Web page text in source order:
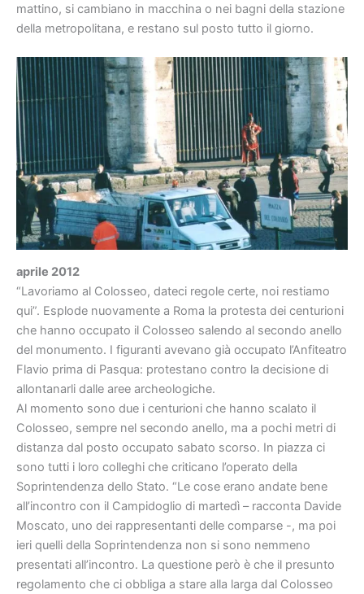
mattino, si cambiano in macchina o nei bagni della stazione
della metropolitana, e restano sul posto tutto il giorno.
aprile 2012
“Lavoriamo al Colosseo, dateci regole certe, noi restiamo
qui”. Esplode nuovamente a Roma la protesta dei centurioni
che hanno occupato il Colosseo salendo al secondo anello
del monumento. I figuranti avevano già occupato l’Anfiteatro
Flavio prima di Pasqua: protestano contro la decisione di
allontanarli dalle aree archeologiche.
Al momento sono due i centurioni che hanno scalato il
Colosseo, sempre nel secondo anello, ma a pochi metri di
distanza dal posto occupato sabato scorso. In piazza ci
sono tutti i loro colleghi che criticano l’operato della
Soprintendenza dello Stato. “Le cose erano andate bene
all’incontro con il Campidoglio di martedì – racconta Davide
Moscato, uno dei rappresentanti delle comparse -, ma poi
ieri quelli della Soprintendenza non si sono nemmeno
presentati all’incontro. La questione però è che il presunto
regolamento che ci obbliga a stare alla larga dal Colosseo